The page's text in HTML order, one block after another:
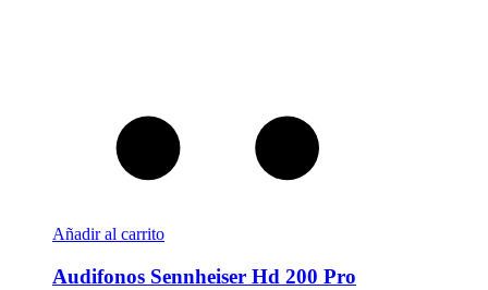
Añadir al carrito
Audifonos Sennheiser Hd 200 Pro